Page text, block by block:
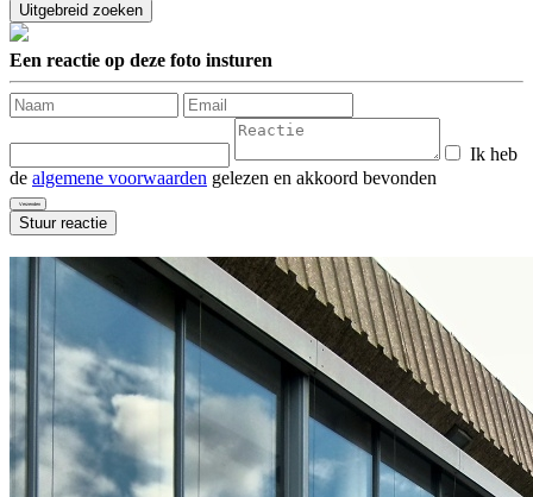
Een reactie op deze foto insturen
Ik heb
de algemene voorwaarden gelezen en akkoord bevonden